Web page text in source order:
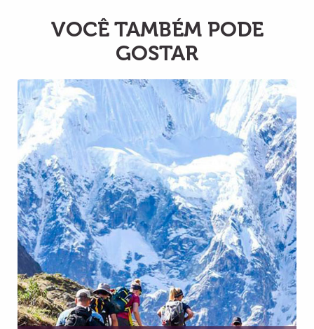
VOCÊ TAMBÉM PODE
GOSTAR
Caminho Salkantay a Machupicchu 5D
4N